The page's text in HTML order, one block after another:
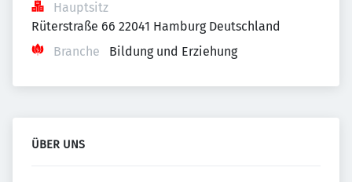
Hauptsitz
Rüterstraße 66 22041 Hamburg Deutschland
Branche
Bildung und Erziehung
ÜBER UNS